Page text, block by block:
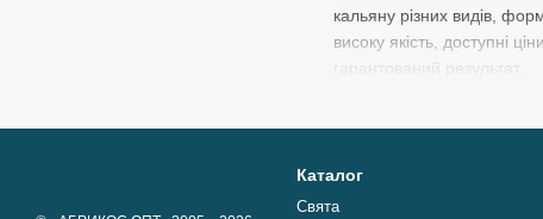
кальяну різних видів,
високу якість, доступні
Каталог
Свята